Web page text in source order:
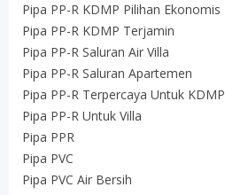
Pipa PP-R KDMP Pilihan Ekonomis
Pipa PP-R KDMP Terjamin
Pipa PP-R Saluran Air Villa
Pipa PP-R Saluran Apartemen
Pipa PP-R Terpercaya Untuk KDMP
Pipa PP-R Untuk Villa
Pipa PPR
Pipa PVC
Pipa PVC Air Bersih